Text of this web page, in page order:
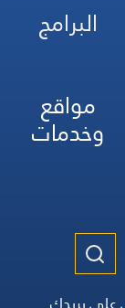
البرامج
مواقع
وخدمات